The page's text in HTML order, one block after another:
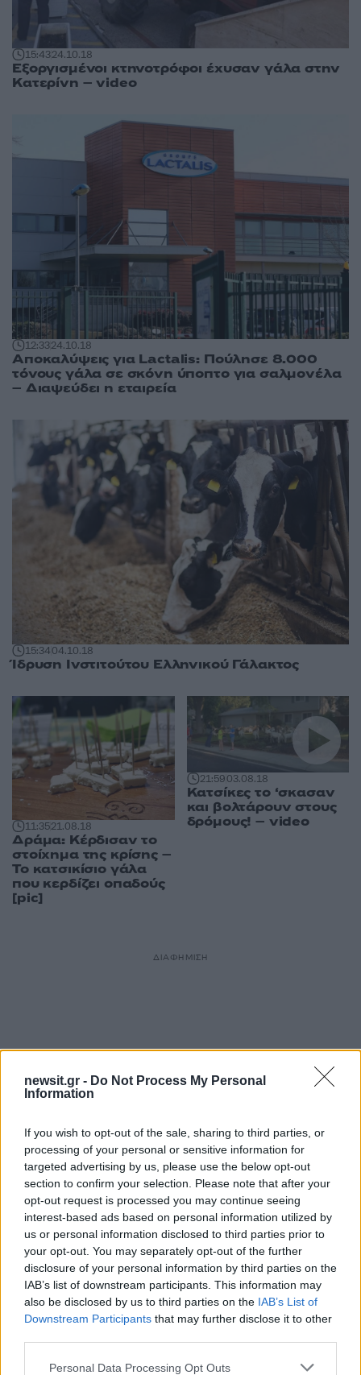
newsit.gr - Do Not Process My Personal
Information
If you wish to opt-out of the sale, sharing to third parties, or
processing of your personal or sensitive information for
targeted advertising by us, please use the below opt-out
section to confirm your selection. Please note that after your
opt-out request is processed you may continue seeing
interest-based ads based on personal information utilized by
us or personal information disclosed to third parties prior to
your opt-out. You may separately opt-out of the further
disclosure of your personal information by third parties on the
IAB’s list of downstream participants. This information may
also be disclosed by us to third parties on the IAB’s List of
Downstream Participants that may further disclose it to other
Please note that this website/app uses one or more Google
Personal Data Processing Opt Outs
15:4324.10.18
Εξοργισμένοι κτηνοτρόφοι έχυσαν γάλα στην
Κατερίνη – video
12:3324.10.18
Αποκαλύψεις για Lactalis: Πούλησε 8.000
τόνους γάλα σε σκόνη ύποπτο για σαλμονέλα
– Διαψεύδει η εταιρεία
15:3404.10.18
Ίδρυση Ινστιτούτου Ελληνικού Γάλακτος
11:3521.08.18
Δράμα: Κέρδισαν το
στοίχημα της κρίσης –
Το κατσικίσιο γάλα
που κερδίζει οπαδούς
[pic]
21:5903.08.18
Κατσίκες το ‘σκασαν
και βολτάρουν στους
δρόμους! – video
ΔΙΑΦΗΜΙΣΗ